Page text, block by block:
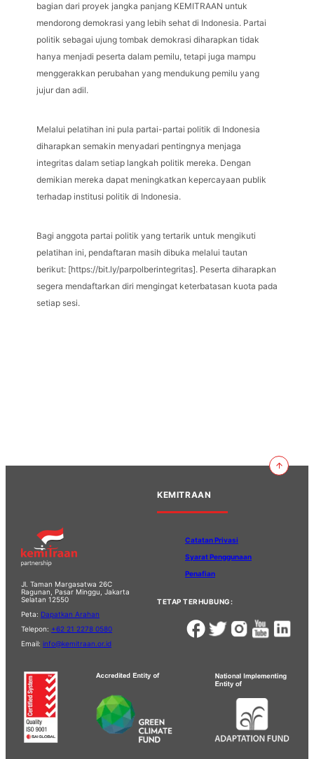
bagian dari proyek jangka panjang KEMITRAAN untuk
mendorong demokrasi yang lebih sehat di Indonesia. Partai
politik sebagai ujung tombak demokrasi diharapkan tidak
hanya menjadi peserta dalam pemilu, tetapi juga mampu
menggerakkan perubahan yang mendukung pemilu yang
jujur dan adil.
Melalui pelatihan ini pula partai-partai politik di Indonesia
diharapkan semakin menyadari pentingnya menjaga
integritas dalam setiap langkah politik mereka. Dengan
demikian mereka dapat meningkatkan kepercayaan publik
terhadap institusi politik di Indonesia.
Bagi anggota partai politik yang tertarik untuk mengikuti
pelatihan ini, pendaftaran masih dibuka melalui tautan
berikut: [https://bit.ly/parpolberintegritas]. Peserta diharapkan
segera mendaftarkan diri mengingat keterbatasan kuota pada
setiap sesi.
Jl. Taman Margasatwa 26C
Ragunan, Pasar Minggu, Jakarta
Selatan 12550
Peta: Dapatkan Arahan
Telepon: +62 21 2278 0580
Email: info@kemitraan.or.id
KEMITRAAN
Catatan Privasi
Syarat Penggunaan
Penafian
TETAP TERHUBUNG: